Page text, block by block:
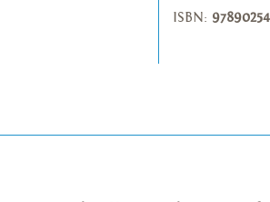
ISBN: